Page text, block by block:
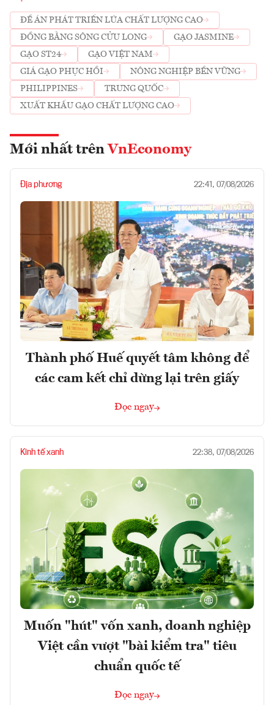
ĐỀ ÁN PHÁT TRIỂN LÚA CHẤT LƯỢNG CAO
ĐỒNG BẰNG SÔNG CỬU LONG
GẠO JASMINE
GẠO ST24
GẠO VIỆT NAM
GIÁ GẠO PHỤC HỒI
NÔNG NGHIỆP BỀN VỮNG
PHILIPPINES
TRUNG QUỐC
XUẤT KHẨU GẠO CHẤT LƯỢNG CAO
Mới nhất trên VnEconomy
Địa phương 22:41, 07/08/2026
Thành phố Huế quyết tâm không để
các cam kết chỉ dừng lại trên giấy
Đọc ngay
Kinh tế xanh 22:38, 07/08/2026
Muốn "hút" vốn xanh, doanh nghiệp
Việt cần vượt "bài kiểm tra" tiêu
chuẩn quốc tế
Đọc ngay